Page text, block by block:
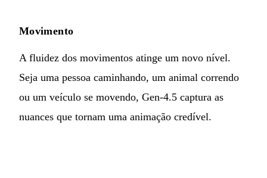
Movimento
A fluidez dos movimentos atinge um novo nível.
Seja uma pessoa caminhando, um animal correndo
ou um veículo se movendo, Gen-4.5 captura as
nuances que tornam uma animação credível.